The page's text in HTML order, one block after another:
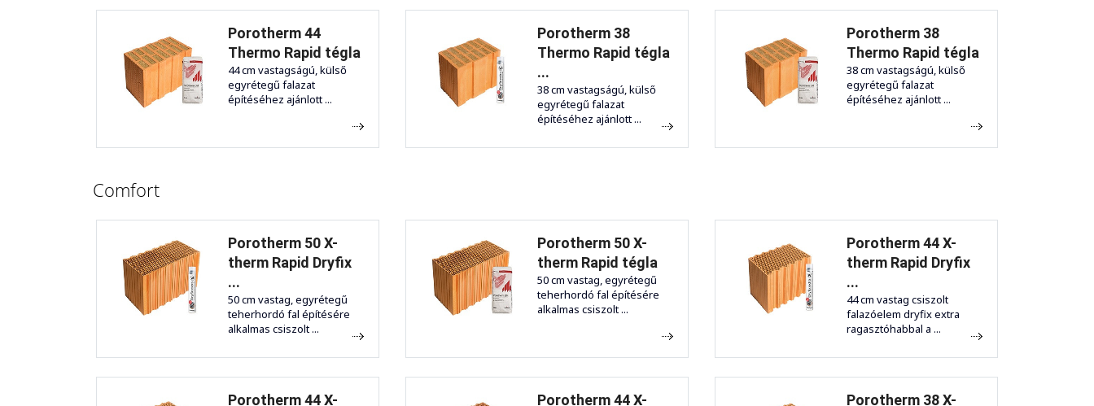
Porotherm 44
Thermo Rapid tégla
44 cm vastagságú, külső
egyrétegű falazat
építéséhez ajánlott ...
Porotherm 38
Thermo Rapid tégla
...
38 cm vastagságú, külső
egyrétegű falazat
építéséhez ajánlott ...
Porotherm 38
Thermo Rapid tégla
38 cm vastagságú, külső
egyrétegű falazat
építéséhez ajánlott ...
Comfort
Porotherm 50 X-
therm Rapid Dryfix
...
50 cm vastag, egyrétegű
teherhordó fal építésére
alkalmas csiszolt ...
Porotherm 50 X-
therm Rapid tégla
50 cm vastag, egyrétegű
teherhordó fal építésére
alkalmas csiszolt ...
Porotherm 44 X-
therm Rapid Dryfix
...
44 cm vastag csiszolt
falazóelem dryfix extra
ragasztóhabbal a ...
Porotherm 44 X- Porotherm 44 X- Porotherm 38 X-